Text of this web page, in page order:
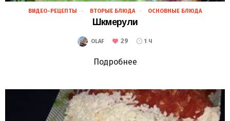
28.01.2019
ВИДЕО-РЕЦЕПТЫ ВТОРЫЕ БЛЮДА ОСНОВНЫЕ БЛЮДА
Шкмерули
OLAF 29 1 Ч
Подробнее